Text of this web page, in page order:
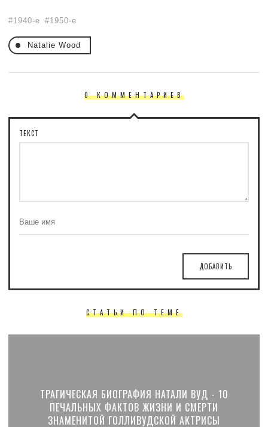
1940-е 1950-е
Natalie Wood
0 КОММЕНТАРИЕВ
ТЕКСТ
ДОБАВИТЬ
СТАТЬИ ПО ТЕМЕ
ТРАГИЧЕСКАЯ БИОГРАФИЯ НАТАЛИ ВУД - 10
ПЕЧАЛЬНЫХ ФАКТОВ ЖИЗНИ И СМЕРТИ
ЗНАМЕНИТОЙ ГОЛЛИВУДСКОЙ АКТРИСЫ